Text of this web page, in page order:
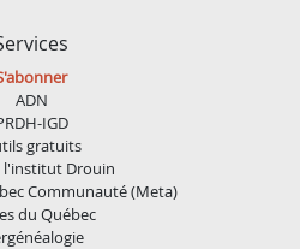
ADN
IGD
gratuits
l'institut Drouin
Communauté (Meta)
du Québec